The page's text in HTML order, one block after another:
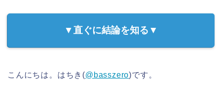
▼直ぐに結論を知る▼
こんにちは。はちき(@basszero)です。